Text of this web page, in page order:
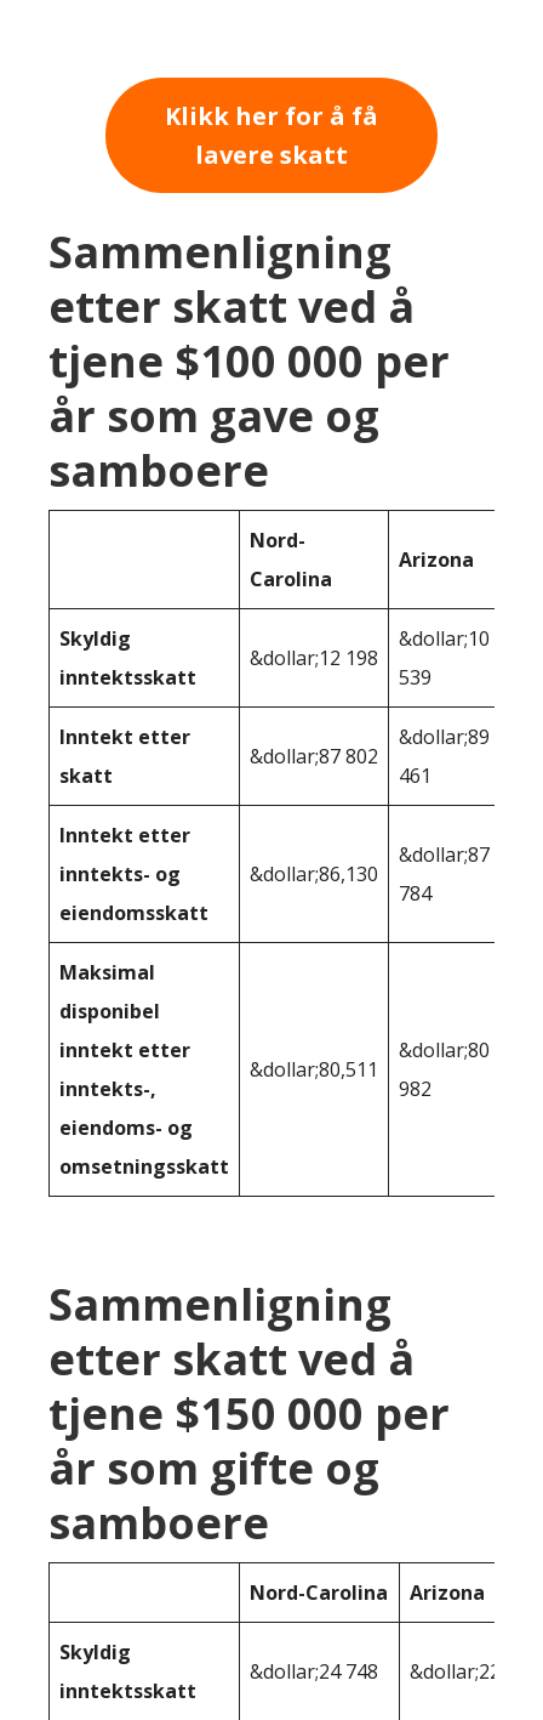
Klikk her for å få
lavere skatt
Sammenligning
etter skatt ved å
tjene $100 000 per
år som gave og
samboere
Nord-
Carolina
Arizona
Skyldig
inntektsskatt
&dollar;12 198
&dollar;10
539
Inntekt etter
skatt
&dollar;87 802
&dollar;89
461
Inntekt etter
inntekts- og
eiendomsskatt
&dollar;86,130
&dollar;87
784
Maksimal
disponibel
inntekt etter
inntekts-,
eiendoms- og
omsetningsskatt
&dollar;80,511
&dollar;80
982
Sammenligning
etter skatt ved å
tjene $150 000 per
år som gifte og
samboere
Nord-Carolina Arizona
Skyldig
inntektsskatt
&dollar;24 748 &dollar;22 370